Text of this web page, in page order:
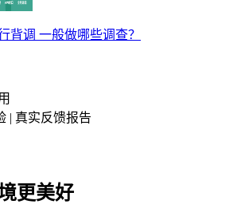
背调 一般做哪些调查？
| 真实反馈报告
更美好